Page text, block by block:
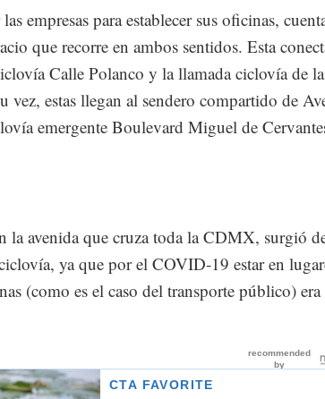
empresas para establecer sus oficinas,
que recorre en ambos sentidos. Esta
Calle Polanco y la llamada ciclovía de la
estas llegan al sendero compartido de
emergente Boulevard Miguel de
la avenida que cruza toda la CDMX, surgió
ya que por el COVID-19 estar en
(como es el caso del transporte público) era